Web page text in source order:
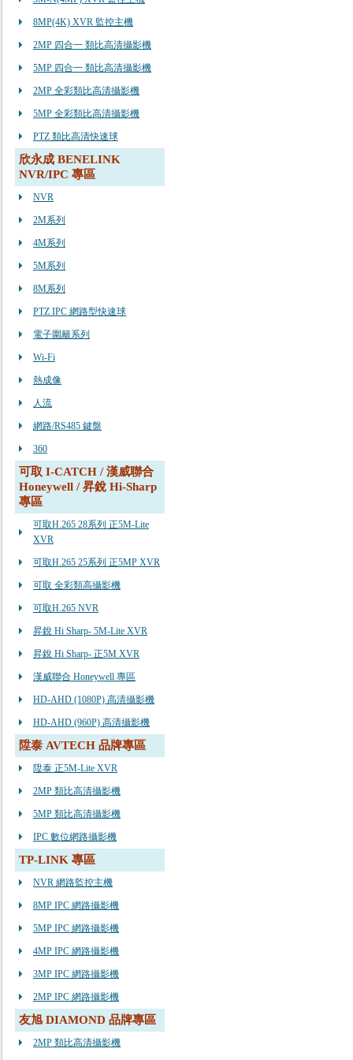
8MP(4K) XVR 監控主機
2MP 四合一 類比高清攝影機
5MP 四合一 類比高清攝影機
2MP 全彩類比高清攝影機
5MP 全彩類比高清攝影機
PTZ 類比高清快速球
欣永成 BENELINK
NVR/IPC 專區
NVR
2M系列
4M系列
5M系列
8M系列
PTZ IPC 網路型快速球
電子圍籬系列
Wi-Fi
熱成像
人流
網路/RS485 鍵盤
360
可取 I-CATCH / 漢威聯合
Honeywell / 昇銳 Hi-Sharp
專區
可取H.265 28系列 正5M-Lite
XVR
可取H.265 25系列 正5MP XVR
可取 全彩類高攝影機
可取H.265 NVR
昇銳 Hi Sharp- 5M-Lite XVR
昇銳 Hi Sharp- 正5M XVR
漢威聯合 Honeywell 專區
HD-AHD (1080P) 高清攝影機
HD-AHD (960P) 高清攝影機
陞泰 AVTECH 品牌專區
陞泰 正5M-Lite XVR
2MP 類比高清攝影機
5MP 類比高清攝影機
IPC 數位網路攝影機
TP-LINK 專區
NVR 網路監控主機
8MP IPC 網路攝影機
5MP IPC 網路攝影機
4MP IPC 網路攝影機
3MP IPC 網路攝影機
2MP IPC 網路攝影機
友旭 DIAMOND 品牌專區
2MP 類比高清攝影機